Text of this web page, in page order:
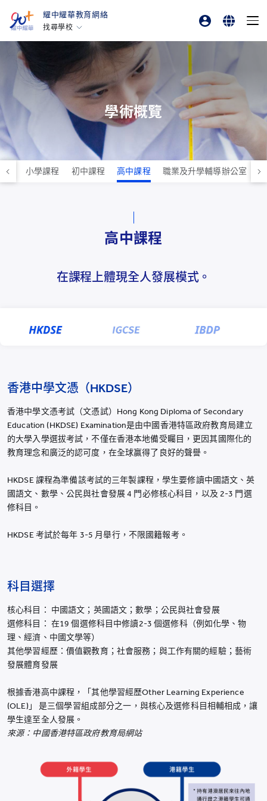
耀中耀華教育網絡
找尋學校
香港耀中
耀中幼教學院
美國矽谷耀中
北京耀中
耀中北京亦莊
重慶耀中
青島耀中
煙台耀華
香港耀華學校
上海碧雲耀華幼兒園
上海臨港耀華幼兒園
上海耀華嬰幼兒探索中心
青島耀華幼兒園
上海臨港耀華嬰幼兒教育中心
專業發展平台English
繁體中文
简体中文
學術概覽
程 小學課程 初中課程 高中課程 職業及升學輔導辦公室
高中課程
在課程上體現全人發展模式。
香港中學文憑（HKDSE）
香港中學文憑考試（文憑試）Hong Kong Diploma of Secondary
Education (HKDSE) Examination是由中國香港特區政府教育局建立
的大學入學選拔考試，不僅在香港本地備受矚目，更因其國際化的
教育理念和廣泛的認可度，在全球贏得了良好的聲譽。
HKDSE 課程為準備該考試的三年製課程，學生要修讀中國語文、英
國語文、數學、公民與社會發展 4 門必修核心科目，以及 2-3 門選
修科目。
HKDSE 考試於每年 3-5 月舉行，不限國籍報考。
科目選擇
核心科目： 中國語文；英國語文；數學；公民與社會發展
選修科目： 在19 個選修科目中修讀2-3 個選修科（例如化學、物
理、經濟、中國文學等）
其他學習經歷：價值觀教育；社會服務；與工作有關的經驗；藝術
發展體育發展
根據香港高中課程，「其他學習經歷Other Learning Experience
(OLE)」 是三個學習組成部分之一，與核心及選修科目相輔相成，讓
學生達至全人發展。
來源：中國香港特區政府教育局網站